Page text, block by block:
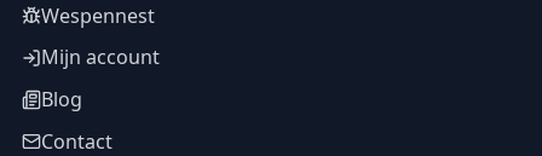
Wespennest
Mijn account
Blog
Contact